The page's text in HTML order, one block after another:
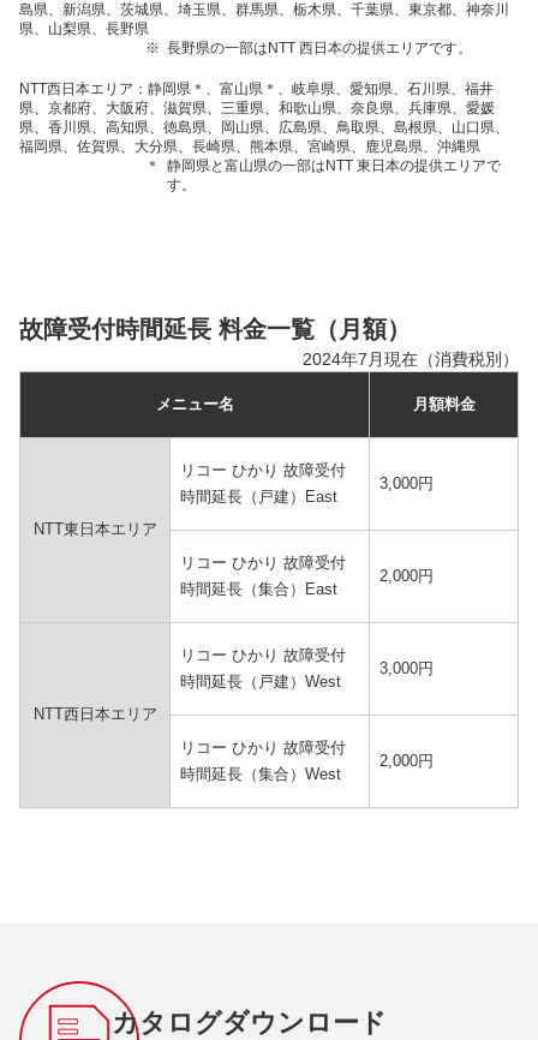
島県、新潟県、茨城県、埼玉県、群馬県、栃木県、千葉県、東京都、神奈川
県、山梨県、長野県
※ 長野県の一部はNTT 西日本の提供エリアです。
NTT西日本エリア：静岡県＊、富山県＊、岐阜県、愛知県、石川県、福井
県、京都府、大阪府、滋賀県、三重県、和歌山県、奈良県、兵庫県、愛媛
県、香川県、高知県、徳島県、岡山県、広島県、鳥取県、島根県、山口県、
福岡県、佐賀県、大分県、長崎県、熊本県、宮崎県、鹿児島県、沖縄県
＊
静岡県と富山県の一部はNTT 東日本の提供エリアで
す。
故障受付時間延長 料金一覧（月額）
2024年7月現在（消費税別）
メニュー名 月額料金
NTT東日本エリア
リコー ひかり 故障受付
時間延長（戸建）East
3,000円
リコー ひかり 故障受付
時間延長（集合）East
2,000円
NTT西日本エリア
リコー ひかり 故障受付
時間延長（戸建）West
3,000円
リコー ひかり 故障受付
時間延長（集合）West
2,000円
カタログダウンロード